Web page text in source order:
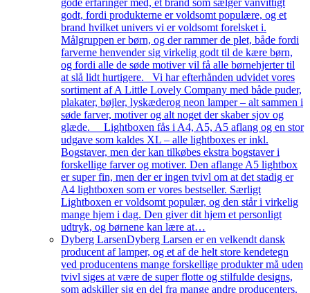
gode erfaringer med, et brand som sælger vanvittigt
godt, fordi produkterne er voldsomt populære, og et
brand hvilket univers vi er voldsomt forelsket i.
Målgruppen er børn, og der rammer de plet, både fordi
farverne henvender sig virkelig godt til de kære børn,
og fordi alle de søde motiver vil få alle børnehjerter til
at slå lidt hurtigere. Vi har efterhånden udvidet vores
sortiment af A Little Lovely Company med både puder,
plakater, bøjler, lyskæderog neon lamper – alt sammen i
søde farver, motiver og alt noget der skaber sjov og
glæde. Lightboxen fås i A4, A5, A5 aflang og en stor
udgave som kaldes XL – alle lightboxes er inkl.
Bogstaver, men der kan tilkøbes ekstra bogstaver i
forskellige farver og motiver. Den aflange A5 lightbox
er super fin, men der er ingen tvivl om at det stadig er
A4 lightboxen som er vores bestseller. Særligt
Lightboxen er voldsomt populær, og den står i virkelig
mange hjem i dag. Den giver dit hjem et personligt
udtryk, og børnene kan lære at…
Dyberg LarsenDyberg Larsen er en velkendt dansk
producent af lamper, og et af de helt store kendetegn
ved producentens mange forskellige produkter må uden
tvivl siges at være de super flotte og stilfulde designs,
som adskiller sig en del fra mange andre producenters.